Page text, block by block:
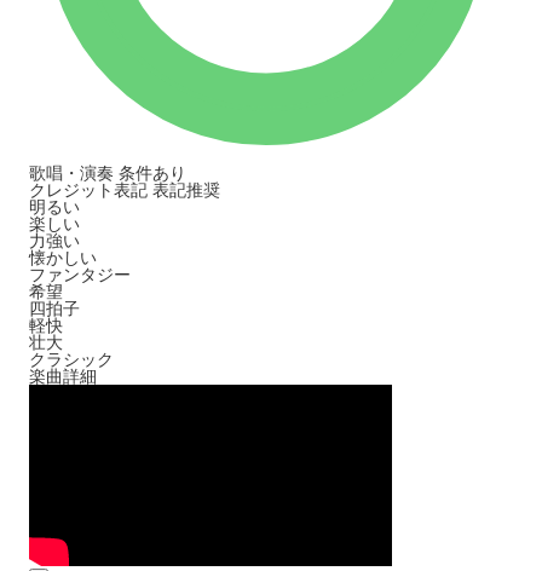
歌唱・演奏 条件あり
クレジット表記 表記推奨
明るい
楽しい
力強い
懐かしい
ファンタジー
希望
四拍子
軽快
壮大
クラシック
楽曲詳細